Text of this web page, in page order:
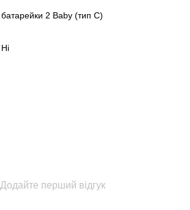
батарейки 2 Baby (тип C)
Ні
Додайте перший відгук